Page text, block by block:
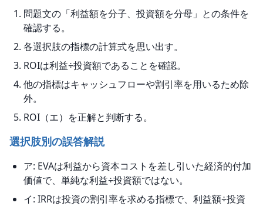
問題文の「利益額を分子、投資額を分母」との条件を
確認する。
各選択肢の指標の計算式を思い出す。
ROIは利益÷投資額であることを確認。
他の指標はキャッシュフローや割引率を用いるため除
外。
ROI（エ）を正解と判断する。
選択肢別の誤答解説
ア: EVAは利益から資本コストを差し引いた経済的付加
価値で、単純な利益÷投資額ではない。
イ: IRRは投資の割引率を求める指標で、利益額÷投資